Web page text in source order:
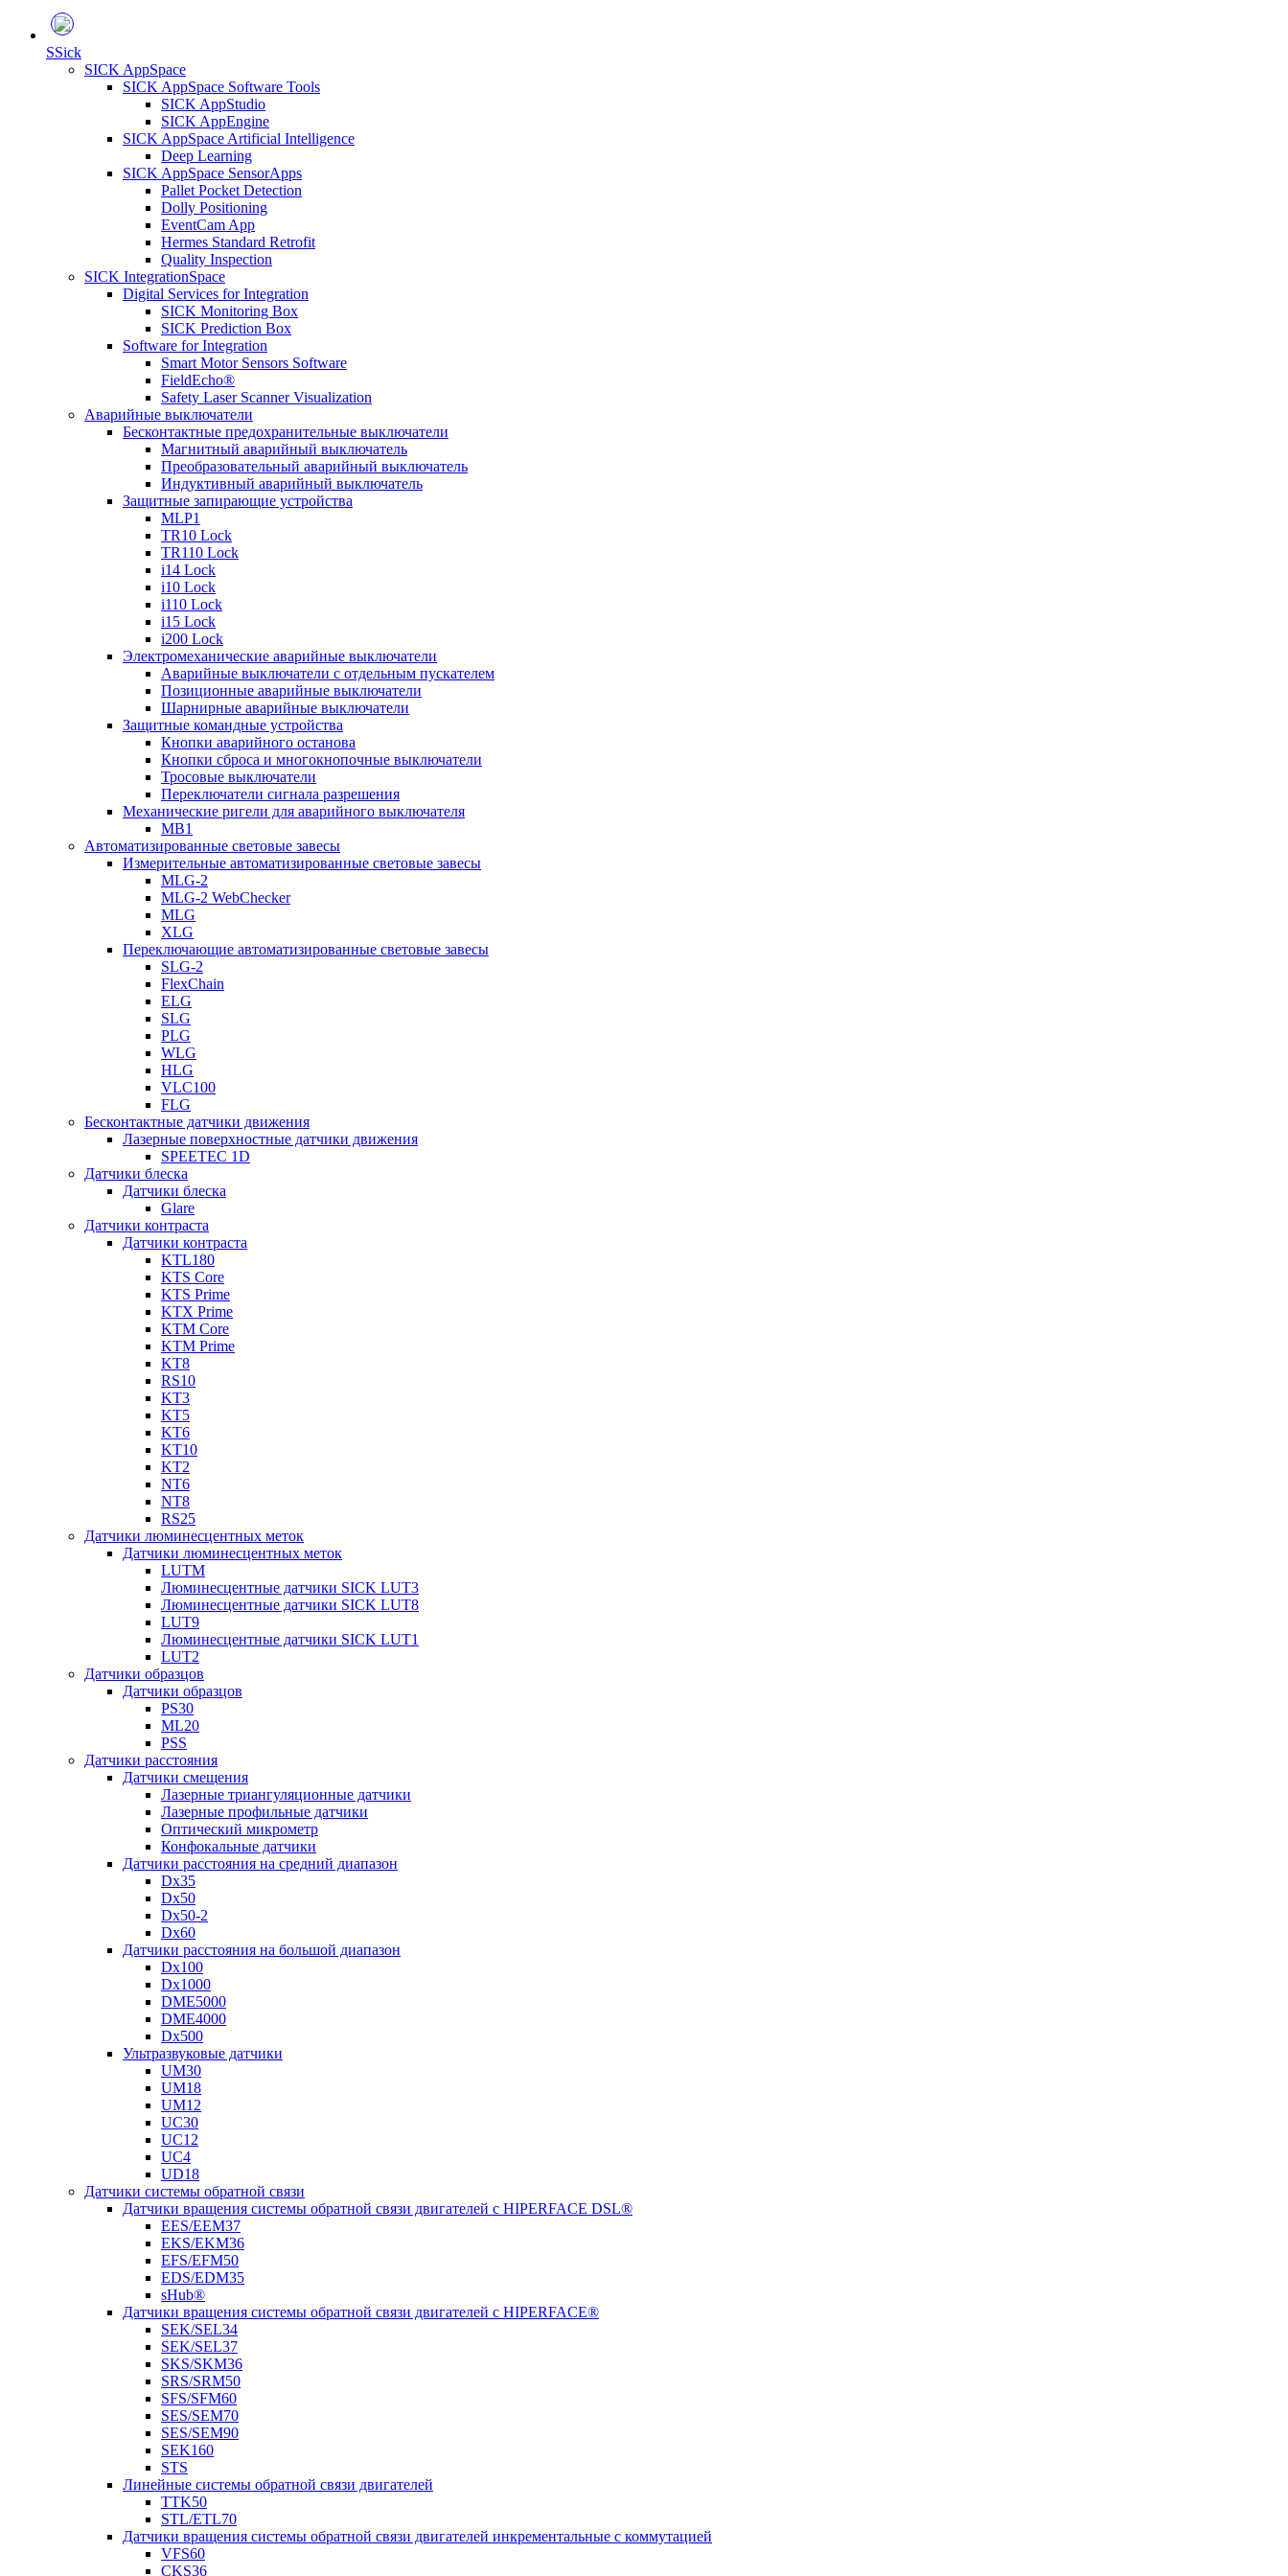
SSick
SICK AppSpace
SICK AppSpace Software Tools
SICK AppStudio
SICK AppEngine
SICK AppSpace Artificial Intelligence
Deep Learning
SICK AppSpace SensorApps
Pallet Pocket Detection
Dolly Positioning
EventCam App
Hermes Standard Retrofit
Quality Inspection
SICK IntegrationSpace
Digital Services for Integration
SICK Monitoring Box
SICK Prediction Box
Software for Integration
Smart Motor Sensors Software
FieldEcho®
Safety Laser Scanner Visualization
Аварийные выключатели
Бесконтактные предохранительные выключатели
Магнитный аварийный выключатель
Преобразовательный аварийный выключатель
Индуктивный аварийный выключатель
Защитные запирающие устройства
MLP1
TR10 Lock
TR110 Lock
i14 Lock
i10 Lock
i110 Lock
i15 Lock
i200 Lock
Электромеханические аварийные выключатели
Аварийные выключатели с отдельным пускателем
Позиционные аварийные выключатели
Шарнирные аварийные выключатели
Защитные командные устройства
Кнопки аварийного останова
Кнопки сброса и многокнопочные выключатели
Тросовые выключатели
Переключатели сигнала разрешения
Механические ригели для аварийного выключателя
MB1
Автоматизированные световые завесы
Измерительные автоматизированные световые завесы
MLG-2
MLG-2 WebChecker
MLG
XLG
Переключающие автоматизированные световые завесы
SLG-2
FlexChain
ELG
SLG
PLG
WLG
HLG
VLC100
FLG
Бесконтактные датчики движения
Лазерные поверхностные датчики движения
SPEETEC 1D
Датчики блеска
Датчики блеска
Glare
Датчики контраста
Датчики контраста
KTL180
KTS Core
KTS Prime
KTX Prime
KTM Core
KTM Prime
KT8
RS10
KT3
KT5
KT6
KT10
KT2
NT6
NT8
RS25
Датчики люминесцентных меток
Датчики люминесцентных меток
LUTM
Люминесцентные датчики SICK LUT3
Люминесцентные датчики SICK LUT8
LUT9
Люминесцентные датчики SICK LUT1
LUT2
Датчики образцов
Датчики образцов
PS30
ML20
PSS
Датчики расстояния
Датчики смещения
Лазерные триангуляционные датчики
Лазерные профильные датчики
Оптический микрометр
Конфокальные датчики
Датчики расстояния на средний диапазон
Dx35
Dx50
Dx50-2
Dx60
Датчики расстояния на большой диапазон
Dx100
Dx1000
DME5000
DME4000
Dx500
Ультразвуковые датчики
UM30
UM18
UM12
UC30
UC12
UC4
UD18
Датчики системы обратной связи
Датчики вращения системы обратной связи двигателей с HIPERFACE DSL®
EES/EEM37
EKS/EKM36
EFS/EFM50
EDS/EDM35
sHub®
Датчики вращения системы обратной связи двигателей с HIPERFACE®
SEK/SEL34
SEK/SEL37
SKS/SKM36
SRS/SRM50
SFS/SFM60
SES/SEM70
SES/SEM90
SEK160
STS
Линейные системы обратной связи двигателей
TTK50
STL/ETL70
Датчики вращения системы обратной связи двигателей инкрементальные с коммутацией
VFS60
CKS36